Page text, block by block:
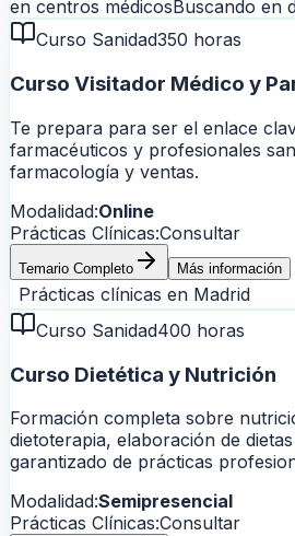
en centros médicos Buscando en
Curso Sanidad350 horas
Curso Visitador Médico y
Te prepara para ser el enlace
farmacéuticos y profesionales
farmacología y ventas.
Modalidad:Online
Prácticas Clínicas:Consultar
Temario Completo Más información
Prácticas clínicas en Madrid
Curso Sanidad400 horas
Curso Dietética y Nutrición
Formación completa sobre
dietoterapia, elaboración de
garantizado de prácticas
Modalidad:Semipresencial
Prácticas Clínicas:Consultar